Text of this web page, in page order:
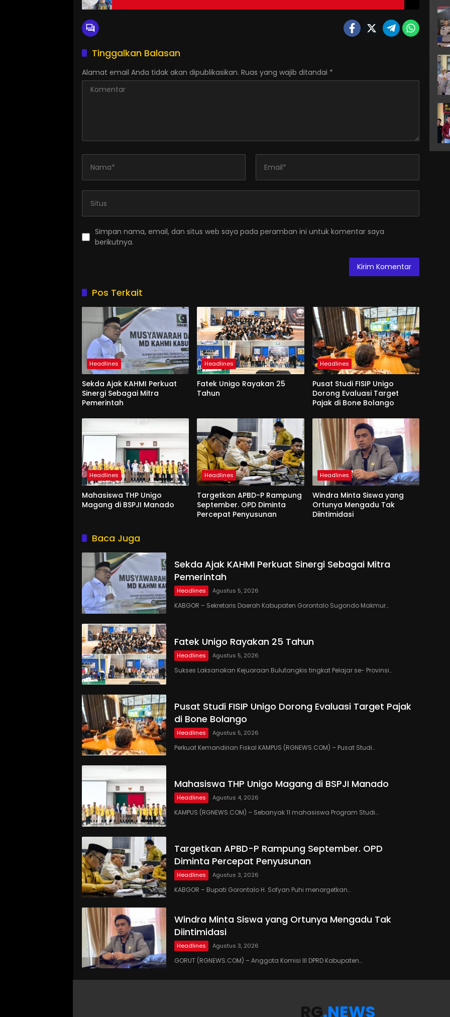
Tinggalkan Balasan
Alamat email Anda tidak akan dipublikasikan. Ruas yang wajib ditandai *
Simpan nama, email, dan situs web saya pada peramban ini untuk komentar saya
berikutnya.
Pos Terkait
Headlines
Sekda Ajak KAHMI Perkuat
Sinergi Sebagai Mitra
Pemerintah
Headlines
Fatek Unigo Rayakan 25
Tahun
Headlines
Pusat Studi FISIP Unigo
Dorong Evaluasi Target
Pajak di Bone Bolango
Headlines
Mahasiswa THP Unigo
Magang di BSPJI Manado
Headlines
Targetkan APBD-P Rampung
September. OPD Diminta
Percepat Penyusunan
Headlines
Windra Minta Siswa yang
Ortunya Mengadu Tak
Diintimidasi
Baca Juga
Sekda Ajak KAHMI Perkuat Sinergi Sebagai Mitra
Pemerintah
Headlines Agustus 5, 2026
KABGOR – Sekretaris Daerah Kabupaten Gorontalo Sugondo Makmur…
Fatek Unigo Rayakan 25 Tahun
Headlines Agustus 5, 2026
Sukses Laksanakan Kejuaraan Bulutangkis tingkat Pelajar se- Provinsi…
Pusat Studi FISIP Unigo Dorong Evaluasi Target Pajak
di Bone Bolango
Headlines Agustus 5, 2026
Perkuat Kemandirian Fiskal KAMPUS (RGNEWS.COM) – Pusat Studi…
Mahasiswa THP Unigo Magang di BSPJI Manado
Headlines Agustus 4, 2026
KAMPUS (RGNEWS.COM) – Sebanyak 11 mahasiswa Program Studi…
Targetkan APBD-P Rampung September. OPD
Diminta Percepat Penyusunan
Headlines Agustus 3, 2026
KABGOR – Bupati Gorontalo H. Sofyan Puhi menargetkan…
Windra Minta Siswa yang Ortunya Mengadu Tak
Diintimidasi
Headlines Agustus 3, 2026
GORUT (RGNEWS.COM) – Anggota Komisi III DPRD Kabupaten…
RG.NEWS